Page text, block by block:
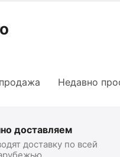
Недавно
доставляем
доставку по всей